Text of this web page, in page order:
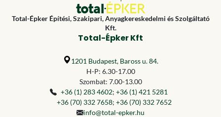
Total-Épker Építési, Szakipari, Anyagkereskedelmi és Szolgáltató
Kft.
Total-Épker Kft
1201 Budapest, Baross u. 84.
H-P: 6.30-17.00
Szombat: 7.00-13.00
+36 (1) 283 4602; +36 (1) 421 5281
+36 (70) 332 7658; +36 (70) 332 7652
info@total-epker.hu